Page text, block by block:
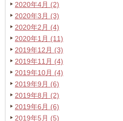
2020年4月 (2)
2020年3月 (3)
2020年2月 (4)
2020年1月 (11)
2019年12月 (3)
2019年11月 (4)
2019年10月 (4)
2019年9月 (6)
2019年8月 (2)
2019年6月 (6)
2019年5月 (5)